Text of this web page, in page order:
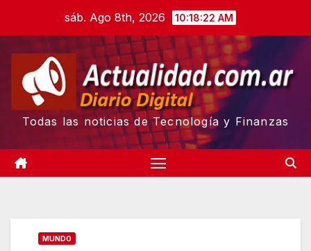
content
sáb. Ago 8th, 2026 10:18:23 AM
Todas las noticias de Tecnología y Finanzas
MUNDO